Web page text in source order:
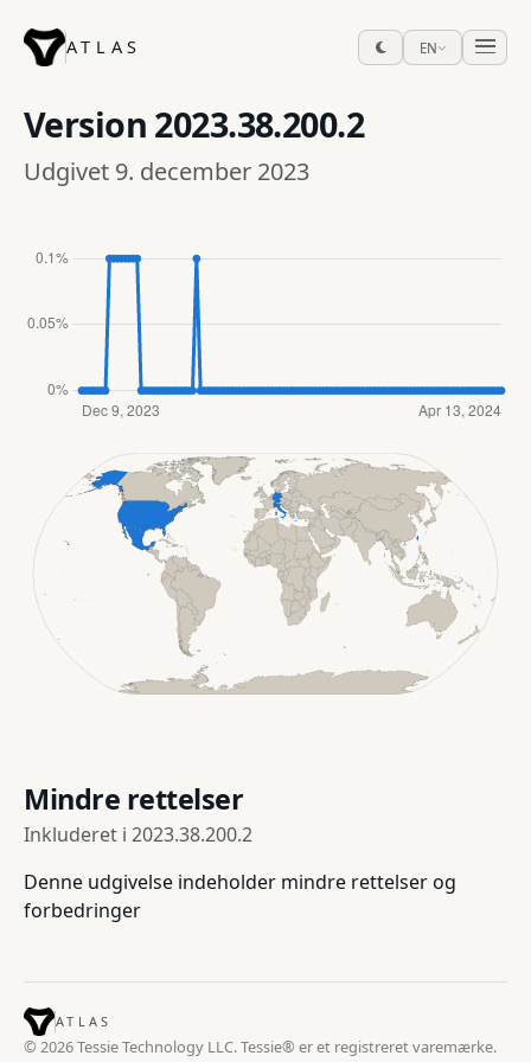
ATLAS EN
Version 2023.38.200.2
Udgivet 9. december 2023
Mindre rettelser
Inkluderet i 2023.38.200.2
Denne udgivelse indeholder mindre rettelser og
forbedringer
ATLAS
© 2026 Tessie Technology LLC. Tessie® er et registreret varemærke.